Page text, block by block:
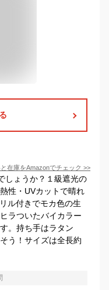
在庫をAmazonでチェック >>
しょうか？１級遮光の
性・UVカットで晴れ
ル付きでモカ色の生
ラついたバイカラー
。持ち手はラタン
う！サイズは全長約